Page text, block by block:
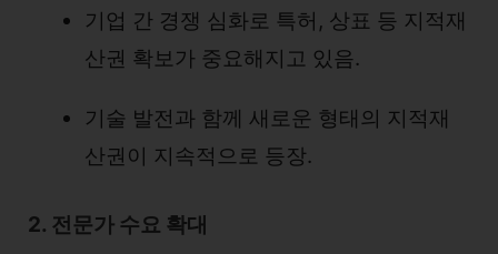
기업 간 경쟁 심화로 특허, 상표 등 지적재
산권 확보가 중요해지고 있음.
기술 발전과 함께 새로운 형태의 지적재
산권이 지속적으로 등장.
2. 전문가 수요 확대